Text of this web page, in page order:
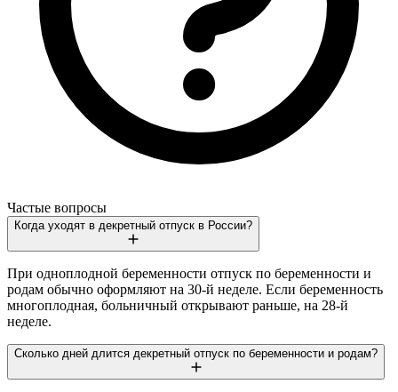
Частые вопросы
Когда уходят в декретный отпуск в России?
При одноплодной беременности отпуск по беременности и
родам обычно оформляют на 30-й неделе. Если беременность
многоплодная, больничный открывают раньше, на 28-й
неделе.
Сколько дней длится декретный отпуск по беременности и родам?